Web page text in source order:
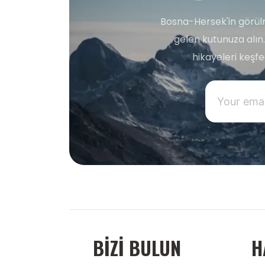
Bosna-Hersek'in
gelen kutunuza
hikayeleri
BIZI BULUN